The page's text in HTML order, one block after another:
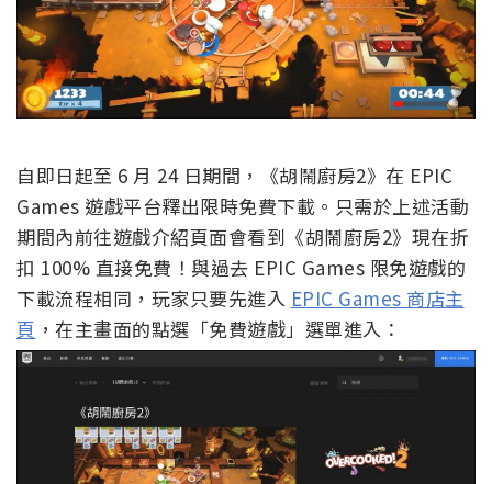
自即日起至 6 月 24 日期間，《胡鬧廚房2》在 EPIC
Games 遊戲平台釋出限時免費下載。只需於上述活動
期間內前往遊戲介紹頁面會看到《胡鬧廚房2》現在折
扣 100% 直接免費！與過去 EPIC Games 限免遊戲的
下載流程相同，玩家只要先進入 EPIC Games 商店主
頁 ，在主畫面的點選「免費遊戲」選單進入：